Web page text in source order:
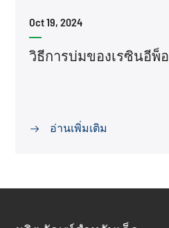
Oct 19, 2024
วิธีการบ่มของเรซินอีพ็อ
 อ่านเพิ่มเติม